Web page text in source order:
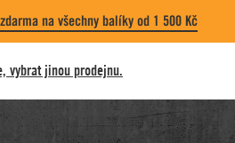
na všechny balíky od 1 500 Kč
vybrat jinou prodejnu.